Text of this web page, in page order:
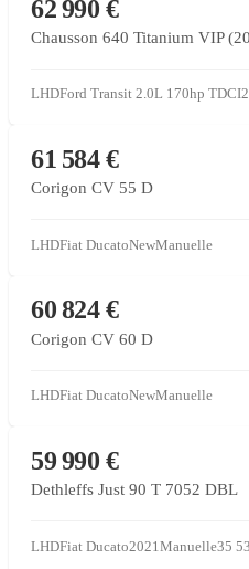
62 990 €
Chausson 640 Titanium VIP
LHDFord Transit 2.0L 170hp TDCI
CONCESSIONNAIRE
61 584 €
Corigon CV 55 D
LHDFiat DucatoNewManuelle
CONCESSIONNAIRE
60 824 €
Corigon CV 60 D
LHDFiat DucatoNewManuelle
CONCESSIONNAIRE
59 990 €
Dethleffs Just 90 T 7052 DBL
LHDFiat Ducato2021 Manuelle35